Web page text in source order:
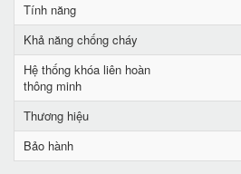
Tính năng
Khả năng chống cháy
Hệ thống khóa liên hoàn
thông minh
Thương hiệu
Bảo hành